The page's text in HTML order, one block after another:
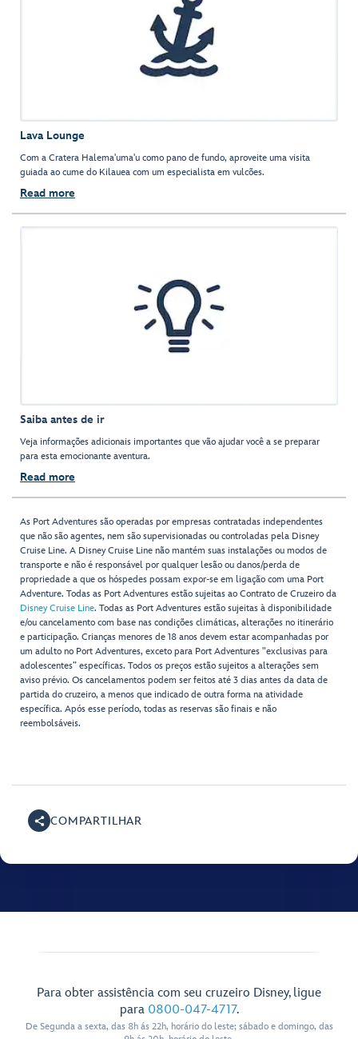
Lava Lounge
Com a Cratera Halema'uma'u como pano de fundo, aproveite uma visita
guiada ao cume do Kilauea com um especialista em vulcões.
Read more
Saiba antes de ir
Veja informações adicionais importantes que vão ajudar você a se preparar
para esta emocionante aventura.
Read more
As Port Adventures são operadas por empresas contratadas independentes
que não são agentes, nem são supervisionadas ou controladas pela Disney
Cruise Line. A Disney Cruise Line não mantém suas instalações ou modos de
transporte e não é responsável por qualquer lesão ou danos/perda de
propriedade a que os hóspedes possam expor-se em ligação com uma Port
Adventure. Todas as Port Adventures estão sujeitas ao Contrato de Cruzeiro da
Disney Cruise Line. Todas as Port Adventures estão sujeitas à disponibilidade
e/ou cancelamento com base nas condições climáticas, alterações no itinerário
e participação. Crianças menores de 18 anos devem estar acompanhadas por
um adulto no Port Adventures, exceto para Port Adventures "exclusivas para
adolescentes” específicas. Todos os preços estão sujeitos a alterações sem
aviso prévio. Os cancelamentos podem ser feitos até 3 dias antes da data de
partida do cruzeiro, a menos que indicado de outra forma na atividade
específica. Após esse período, todas as reservas são finais e não
reembolsáveis.
COMPARTILHAR
Para obter assistência com seu cruzeiro Disney, ligue
para 0800-047-4717.
De Segunda a sexta, das 8h ás 22h, horário do leste; sábado e domingo, das